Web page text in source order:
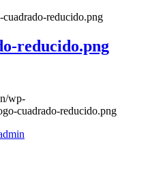
reducido.png
reducido.png
wp-
cuadrado-reducido.png